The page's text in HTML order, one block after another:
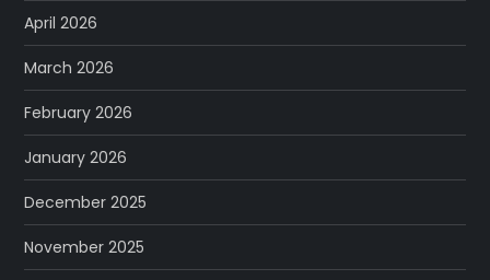
April 2026
March 2026
February 2026
January 2026
December 2025
November 2025